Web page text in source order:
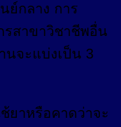
ย์กลาง การ
รสาขาวิชาชีพอื่น
จะแบ่งเป็น 3
ยาหรือคาดว่าจะ